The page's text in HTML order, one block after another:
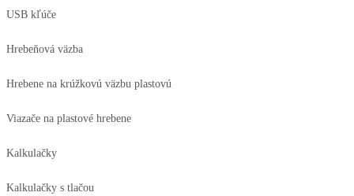
USB kľúče
Hrebeňová väzba
Hrebene na krúžkovú väzbu plastovú
Viazače na plastové hrebene
Kalkulačky
Kalkulačky s tlačou